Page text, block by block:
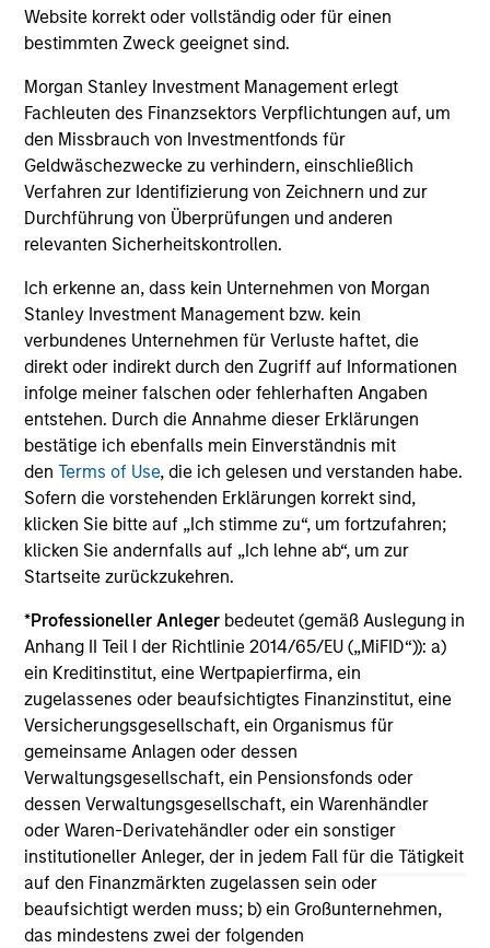
Website korrekt oder vollständig oder für einen
bestimmten Zweck geeignet sind.
Morgan Stanley Investment Management erlegt
Fachleuten des Finanzsektors Verpflichtungen auf, um
den Missbrauch von Investmentfonds für
Geldwäschezwecke zu verhindern, einschließlich
Verfahren zur Identifizierung von Zeichnern und zur
Durchführung von Überprüfungen und anderen
relevanten Sicherheitskontrollen.
Ich erkenne an, dass kein Unternehmen von Morgan
Stanley Investment Management bzw. kein
verbundenes Unternehmen für Verluste haftet, die
direkt oder indirekt durch den Zugriff auf Informationen
infolge meiner falschen oder fehlerhaften Angaben
entstehen. Durch die Annahme dieser Erklärungen
bestätige ich ebenfalls mein Einverständnis mit
denTerms of Use, die ich gelesen und verstanden habe.
Sofern die vorstehenden Erklärungen korrekt sind,
klicken Sie bitte auf „Ich stimme zu“, um fortzufahren;
klicken Sie andernfalls auf „Ich lehne ab“, um zur
Startseite zurückzukehren.
*Professioneller Anleger bedeutet (gemäß Auslegung in
Anhang II Teil I der Richtlinie 2014/65/EU („MiFID“)): a)
ein Kreditinstitut, eine Wertpapierfirma, ein
zugelassenes oder beaufsichtigtes Finanzinstitut, eine
Versicherungsgesellschaft, ein Organismus für
gemeinsame Anlagen oder dessen
Verwaltungsgesellschaft, ein Pensionsfonds oder
dessen Verwaltungsgesellschaft, ein Warenhändler
oder Waren-Derivatehändler oder ein sonstiger
institutioneller Anleger, der in jedem Fall für die Tätigkeit
auf den Finanzmärkten zugelassen sein oder
beaufsichtigt werden muss; b) ein Großunternehmen,
das mindestens zwei der folgenden
earnings estimates.
Equity Market Commentary - May
2026
07-MAI-2026
In his most recent TAKE, Senior Portfolio
Manager Andrew Slimmon reminds investors to
think beyond the macro. Instead, he
encourages a focus on the micro, specifically
the extraordinary Q1 results delivered so far
that are forcing analysts to raise future
earnings estimates.
Equity Market Commentary -
March 2026
11-MÄR-2026
In his most recent TAKE, Senior Portfolio
Manager Andrew Slimmon discusses reasons
perception that AI could eat entire industries.
Equity Market Commentary -
February 2026
20-FEB-2026
In his most recent TAKE, Senior Portfolio
Manager Andrew Slimmon discusses reasons
why equities are not end of cycle, despite the
perception that AI could eat entire industries.